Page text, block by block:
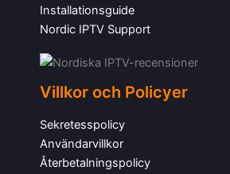
Installationsguide
Nordic IPTV Support
Villkor och Policyer
Sekretesspolicy
Användarvillkor
Återbetalningspolicy